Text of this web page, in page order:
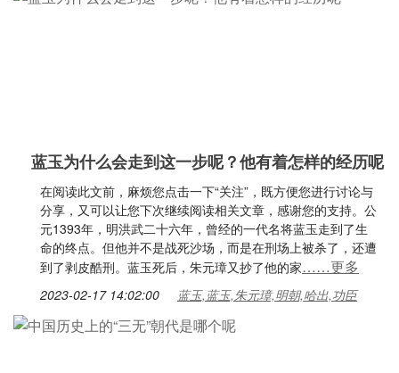
蓝玉为什么会走到这一步呢？他有着怎样的经历呢
在阅读此文前，麻烦您点击一下“关注”，既方便您进行讨论与
分享，又可以让您下次继续阅读相关文章，感谢您的支持。公
元1393年，明洪武二十六年，曾经的一代名将蓝玉走到了生
命的终点。但他并不是战死沙场，而是在刑场上被杀了，还遭
到了剥皮酷刑。蓝玉死后，朱元璋又抄了他的家……更多
2023-02-17 14:02:00 蓝玉,蓝玉,朱元璋,明朝,哈出,功臣